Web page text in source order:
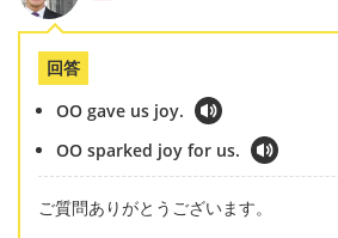
回答
OO gave us joy.
OO sparked joy for us.
ご質問ありがとうございます。